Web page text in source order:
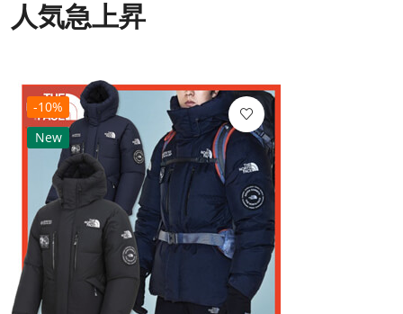
人気急上昇
-10%
New